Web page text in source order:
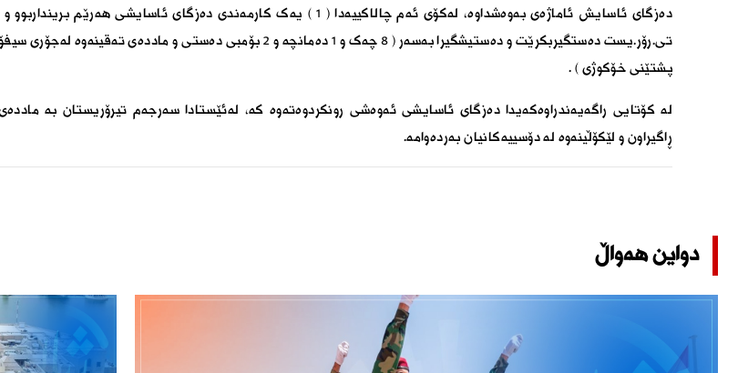
تی.رۆر.یست دەستگیربکرێت و دەستیشگیرا بەسەر ( ٨ چەک و ١ دەمانچە و ٢ بۆمبی دەستی و ماددەی
پشتێنی خۆکوژی ) .
ڕاگیراون و لێکۆڵینەوە لە دۆسییەکانیان بەردەوامە.
دواین هەواڵ